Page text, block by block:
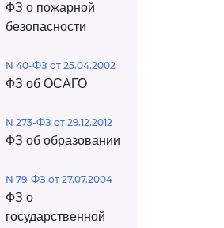
ФЗ о пожарной
безопасности
N 40-ФЗ от 25.04.2002
ФЗ об ОСАГО
N 273-ФЗ от 29.12.2012
ФЗ об образовании
N 79-ФЗ от 27.07.2004
ФЗ о
государственной